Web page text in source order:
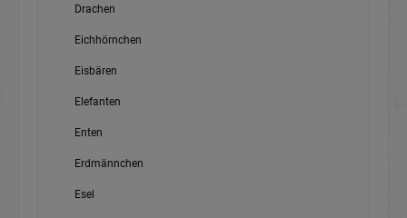
Drachen
Eichhörnchen
Eisbären
Elefanten
Enten
Erdmännchen
Esel